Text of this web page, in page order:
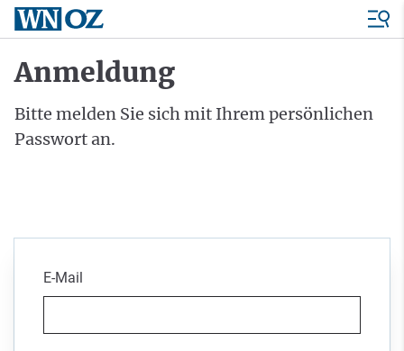
Anmeldung
Bitte melden Sie sich mit Ihrem persönlichen
Passwort an.
E-Mail